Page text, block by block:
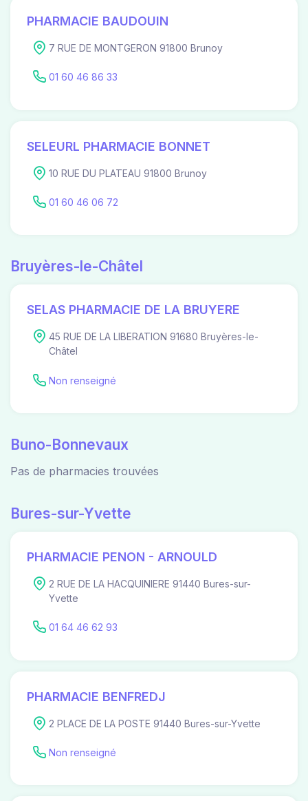
PHARMACIE BAUDOUIN
7 RUE DE MONTGERON 91800 Brunoy
01 60 46 86 33
SELEURL PHARMACIE BONNET
10 RUE DU PLATEAU 91800 Brunoy
01 60 46 06 72
Bruyères-le-Châtel
SELAS PHARMACIE DE LA BRUYERE
45 RUE DE LA LIBERATION 91680 Bruyères-le-
Châtel
Non renseigné
Buno-Bonnevaux
Pas de pharmacies trouvées
Bures-sur-Yvette
PHARMACIE PENON - ARNOULD
2 RUE DE LA HACQUINIERE 91440 Bures-sur-
Yvette
01 64 46 62 93
PHARMACIE BENFREDJ
2 PLACE DE LA POSTE 91440 Bures-sur-Yvette
Non renseigné